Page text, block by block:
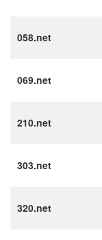
058.net
069.net
210.net
303.net
320.net